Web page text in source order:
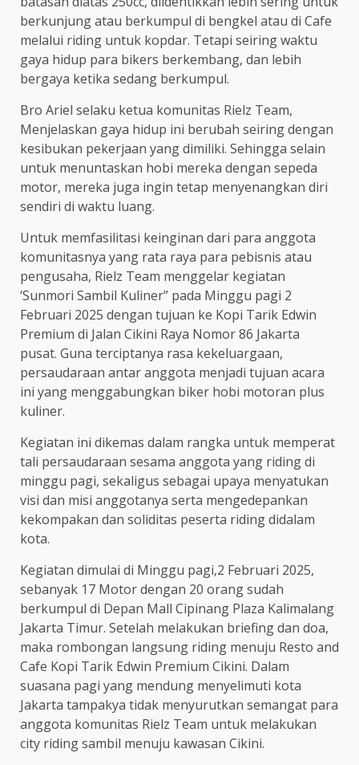
berkunjung atau berkumpul di bengkel atau di Cafe
melalui riding untuk kopdar. Tetapi seiring waktu
gaya hidup para bikers berkembang, dan lebih
bergaya ketika sedang berkumpul.
Bro Ariel selaku ketua komunitas Rielz Team,
Menjelaskan gaya hidup ini berubah seiring dengan
kesibukan pekerjaan yang dimiliki. Sehingga selain
untuk menuntaskan hobi mereka dengan sepeda
motor, mereka juga ingin tetap menyenangkan diri
sendiri di waktu luang.
Untuk memfasilitasi keinginan dari para anggota
komunitasnya yang rata raya para pebisnis atau
pengusaha, Rielz Team menggelar kegiatan
‘Sunmori Sambil Kuliner” pada Minggu pagi 2
Februari 2025 dengan tujuan ke Kopi Tarik Edwin
Premium di Jalan Cikini Raya Nomor 86 Jakarta
pusat. Guna terciptanya rasa kekeluargaan,
persaudaraan antar anggota menjadi tujuan acara
ini yang menggabungkan biker hobi motoran plus
kuliner.
Kegiatan ini dikemas dalam rangka untuk memperat
tali persaudaraan sesama anggota yang riding di
minggu pagi, sekaligus sebagai upaya menyatukan
visi dan misi anggotanya serta mengedepankan
kekompakan dan soliditas peserta riding didalam
kota.
Kegiatan dimulai di Minggu pagi,2 Februari 2025,
sebanyak 17 Motor dengan 20 orang sudah
berkumpul di Depan Mall Cipinang Plaza Kalimalang
Jakarta Timur. Setelah melakukan briefing dan doa,
maka rombongan langsung riding menuju Resto and
Cafe Kopi Tarik Edwin Premium Cikini. Dalam
suasana pagi yang mendung menyelimuti kota
Jakarta tampakya tidak menyurutkan semangat para
anggota komunitas Rielz Team untuk melakukan
city riding sambil menuju kawasan Cikini.